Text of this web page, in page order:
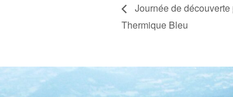
Journée de
Thermique Bleu